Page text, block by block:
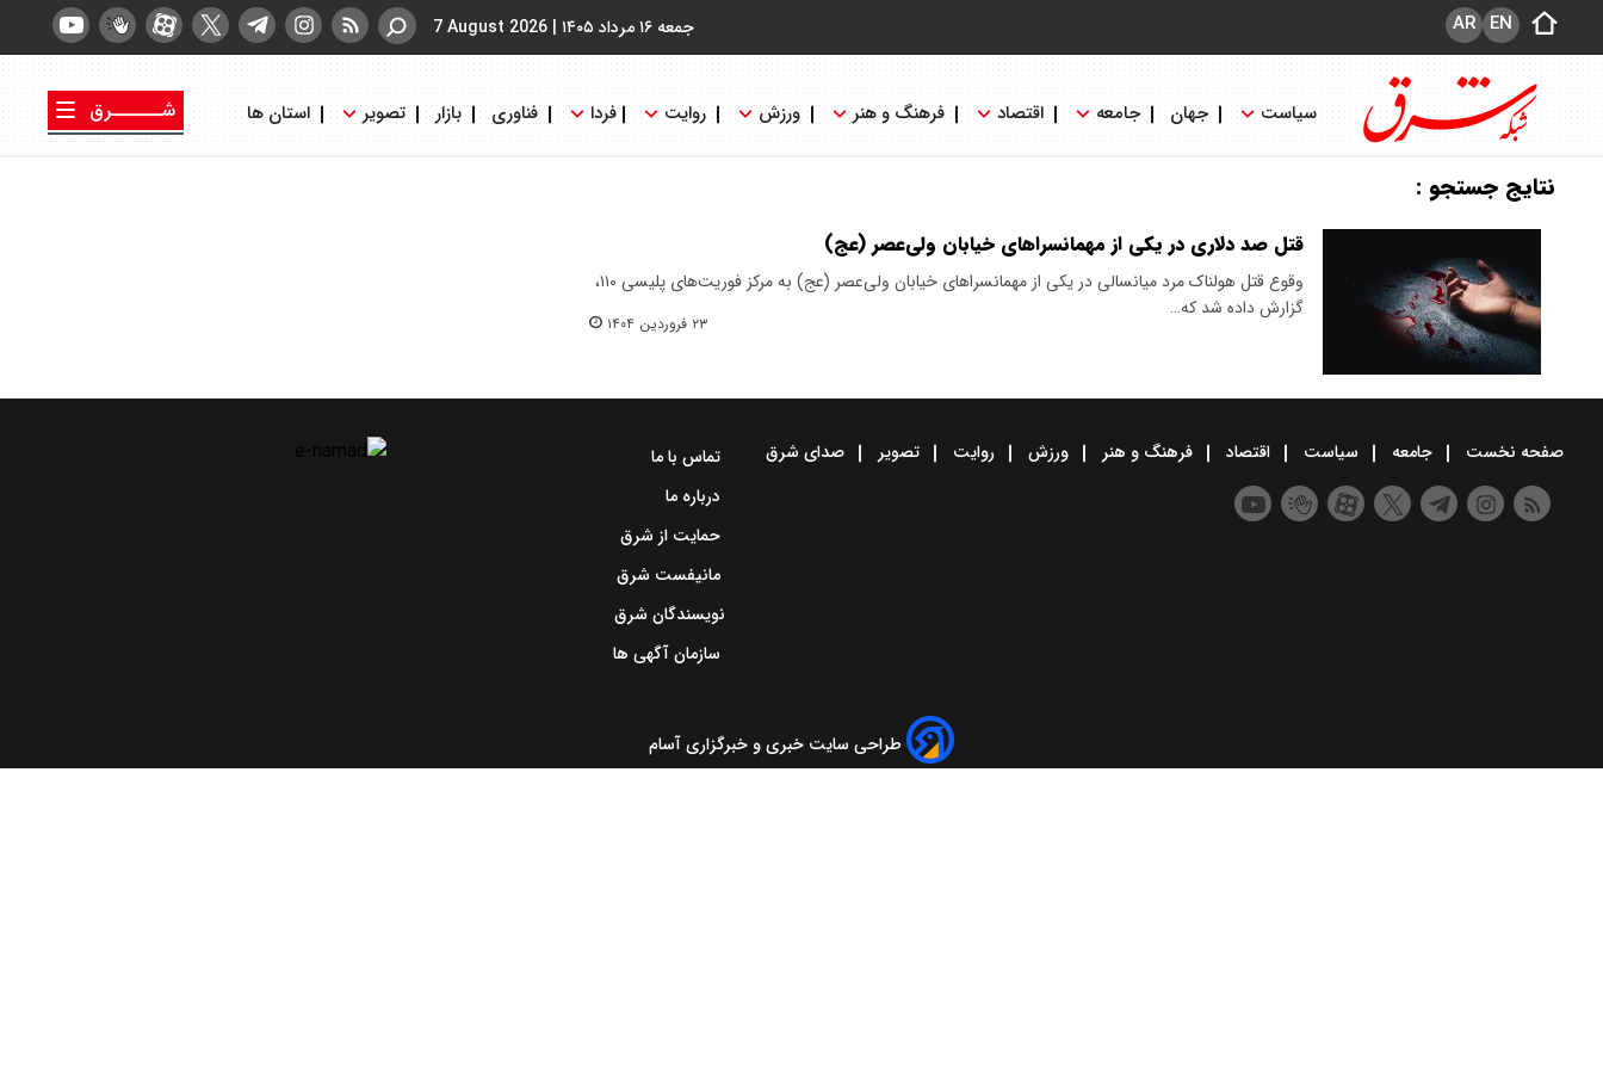
جمعه ۱۶ مرداد ۱۴۰۵ |
7 August 2026 EN
AR
سیاست جهان جامعه اقتصاد فرهنگ و هنر ورزش روایت فردا فناوری بازار تصویر استان ها
شــــــرق
نتایج جستجو :
قتل صد دلاری در یکی از مهمانسرا‌های خیابان ولی‌عصر (عج)
وقوع قتل هولناک مرد میانسالی در یکی از مهمانسرا‌های خیابان ولی‌عصر (عج) به مرکز فوریت‌های پلیسی ۱۱۰،
گزارش داده شد که…
۲۳ فروردین ۱۴۰۴
صفحه نخست جامعه سیاست اقتصاد فرهنگ و هنر ورزش روایت تصویر صدای شرق
تماس با ما
درباره ما
حمایت از شرق
مانیفست شرق
نویسندگان شرق
سازمان آگهی ها
طراحی سایت خبری و خبرگزاری آسام